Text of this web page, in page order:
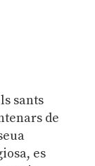
sants
de
es